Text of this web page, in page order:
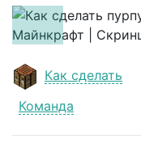
Previous
Как сделать
Команда